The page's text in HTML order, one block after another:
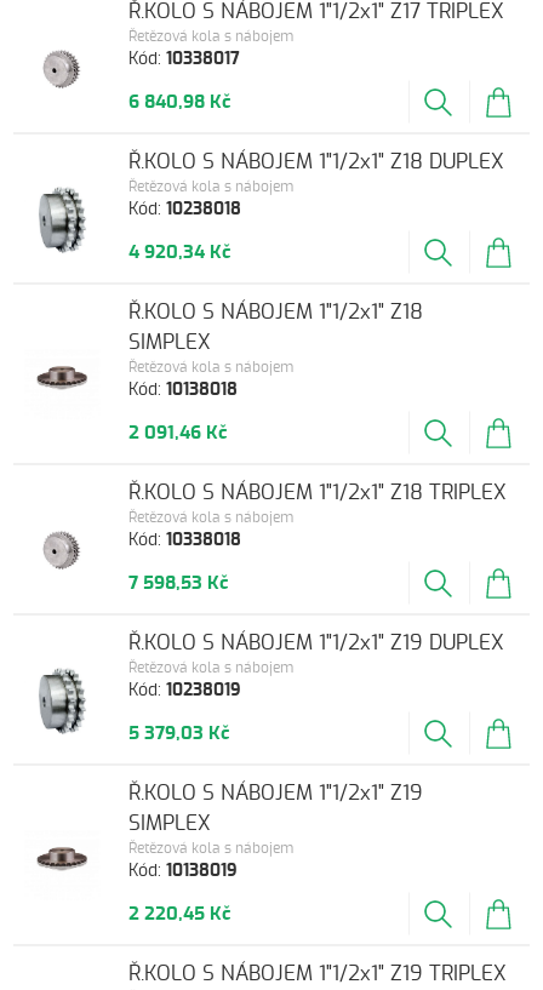
Kód:10338017
Řetězová kola s nábojem
Ř.KOLO S NÁBOJEM 1"1/2x1" Z17 TRIPLEX
6 840,98 Kč
Kód:10238018
Řetězová kola s nábojem
Ř.KOLO S NÁBOJEM 1"1/2x1" Z18 DUPLEX
4 920,34 Kč
Kód:10138018
Řetězová kola s nábojem
Ř.KOLO S NÁBOJEM 1"1/2x1" Z18
SIMPLEX
2 091,46 Kč
Kód:10338018
Řetězová kola s nábojem
Ř.KOLO S NÁBOJEM 1"1/2x1" Z18 TRIPLEX
7 598,53 Kč
Kód:10238019
Řetězová kola s nábojem
Ř.KOLO S NÁBOJEM 1"1/2x1" Z19 DUPLEX
5 379,03 Kč
Kód:10138019
Řetězová kola s nábojem
Ř.KOLO S NÁBOJEM 1"1/2x1" Z19
SIMPLEX
2 220,45 Kč
Ř.KOLO S NÁBOJEM 1"1/2x1" Z19 TRIPLEX